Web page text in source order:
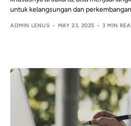
untuk kelangsungan dan
ADMIN LENUS MAY 23, 2025 3 MIN